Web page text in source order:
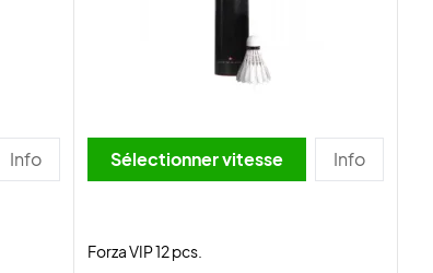
Info Sélectionner vitesse Info
Forza VIP 12 pcs.